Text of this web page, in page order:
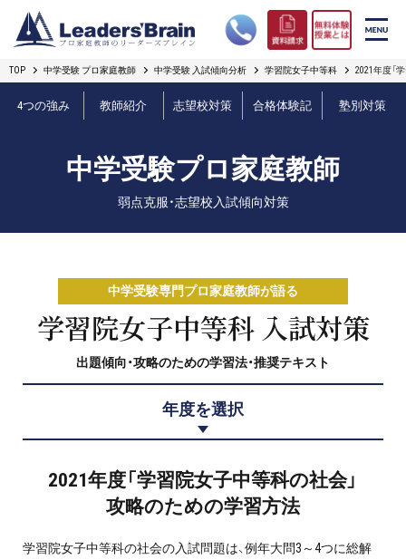
リーダーズブレインの強み
プロ教師紹介
無料体験授業とは
短期フリープラン
プロ家庭教師の英検®対策
費用について
お申込みの流れ
TOP 中学受験 プロ家庭教師 中学受験 入試傾向分析 学習院女子中等科 2021年度「
4つの強み 教師紹介 志望校対策 合格体験記 塾別対策
中学受験プロ家庭教師
弱点克服・志望校入試傾向対策
中学受験専門プロ家庭教師が語る
学習院女子中等科 入試対策
出題傾向・攻略のための学習法・推奨テキスト
年度を選択
2021年度「学習院女子中等科の社会」
攻略のための学習方法
学習院女子中等科の社会の入試問題は、例年大問3～4つに総解